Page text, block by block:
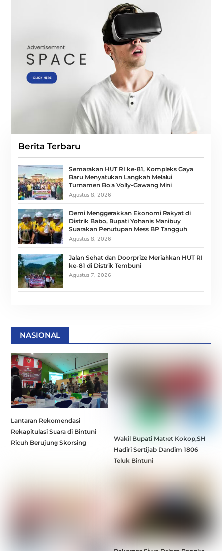
Berita Terbaru
Semarakan HUT RI ke-81, Kompleks Gaya
Baru Menyatukan Langkah Melalui
Turnamen Bola Volly-Gawang Mini
Agustus 8, 2026
Demi Menggerakkan Ekonomi Rakyat di
Distrik Babo, Bupati Yohanis Manibuy
Suarakan Penutupan Mess BP Tangguh
Agustus 8, 2026
Jalan Sehat dan Doorprize Meriahkan HUT RI
ke-81 di Distrik Tembuni
Agustus 7, 2026
NASIONAL
Lantaran Rekomendasi
Rekapitulasi Suara di Bintuni
Ricuh Berujung Skorsing
Wakil Bupati Matret Kokop,SH
Hadiri Sertijab Dandim 1806
Teluk Bintuni